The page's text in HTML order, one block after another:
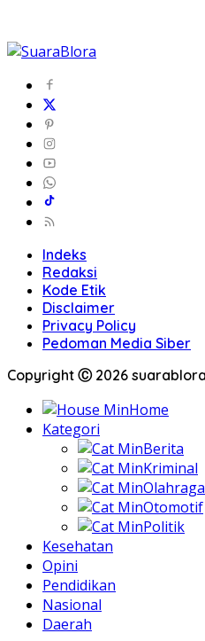
Indeks
Redaksi
Kode Etik
Disclaimer
Privacy Policy
Pedoman Media Siber
Copyright Ⓒ 2026
Home
Kategori
Berita
Kriminal
Olahraga
Otomotif
Politik
Kesehatan
Opini
Pendidikan
Nasional
Daerah